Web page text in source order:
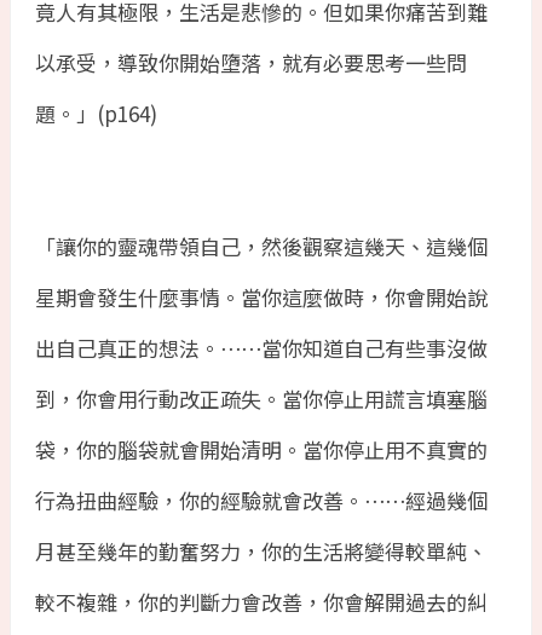
竟人有其極限，生活是悲慘的。但如果你痛苦到難
以承受，導致你開始墮落，就有必要思考一些問
題。」 (p164)
「讓你的靈魂帶領自己，然後觀察這幾天、這幾個
星期會發生什麼事情。當你這麼做時，你會開始說
出自己真正的想法。⋯⋯當你知道自己有些事沒做
到，你會用行動改正疏失。當你停止用謊言填塞腦
袋，你的腦袋就會開始清明。當你停止用不真實的
行為扭曲經驗，你的經驗就會改善。⋯⋯經過幾個
月甚至幾年的勤奮努力，你的生活將變得較單純、
較不複雜，你的判斷力會改善，你會解開過去的糾